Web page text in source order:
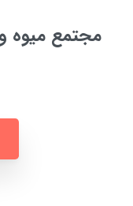
مجتمع میوه و